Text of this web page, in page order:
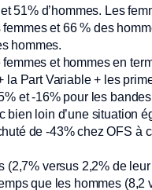
51% d’hommes. Les
et 66 % des
hommes.
et hommes en
la Part Variable + les
et -16% pour les
loin d’une situation
de -43% chez OFS à
versus 2,2% de
que les hommes (8,2